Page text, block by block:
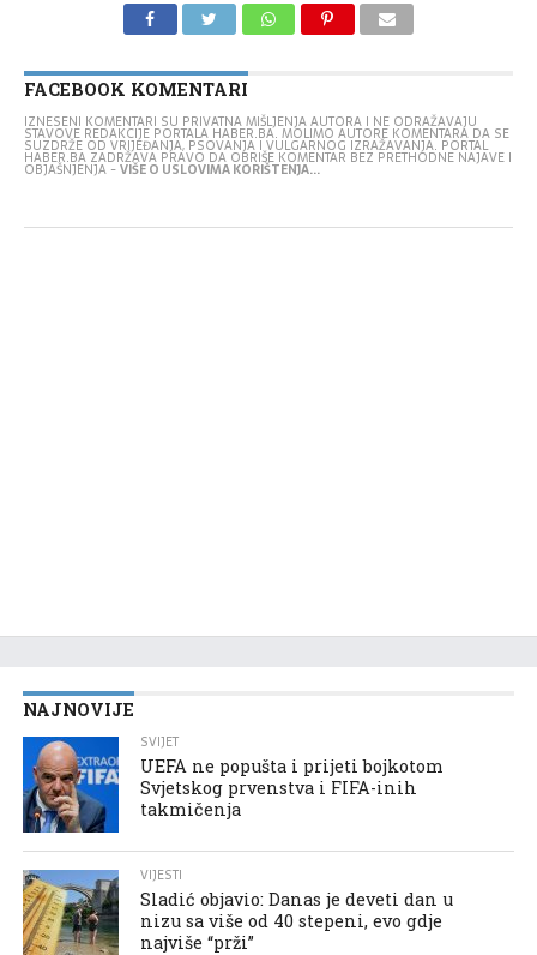
FACEBOOK KOMENTARI
IZNESENI KOMENTARI SU PRIVATNA MIŠLJENJA AUTORA I NE ODRAŽAVAJU
STAVOVE REDAKCIJE PORTALA HABER.BA. MOLIMO AUTORE KOMENTARA DA SE
SUZDRŽE OD VRIJEĐANJA, PSOVANJA I VULGARNOG IZRAŽAVANJA. PORTAL
HABER.BA ZADRŽAVA PRAVO DA OBRIŠE KOMENTAR BEZ PRETHODNE NAJAVE I
OBJAŠNJENJA -VIŠE O USLOVIMA KORIŠTENJA...
NAJNOVIJE
SVIJET
UEFA ne popušta i prijeti bojkotom
Svjetskog prvenstva i FIFA-inih
takmičenja
VIJESTI
Sladić objavio: Danas je deveti dan u
nizu sa više od 40 stepeni, evo gdje
najviše “prži”